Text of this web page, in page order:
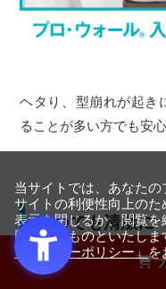
ヘタり、型崩れが起き
ることが多い方でも安
いつでも清潔に
エージー®」
当サイトでは、あなた
サイトの利便性向上の
表示を閉じるか、閲覧
同意するものといたし
ライバシーポリシー」を